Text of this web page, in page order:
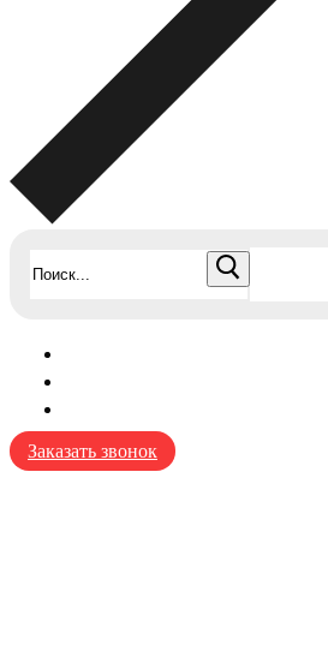
Заказать звонок